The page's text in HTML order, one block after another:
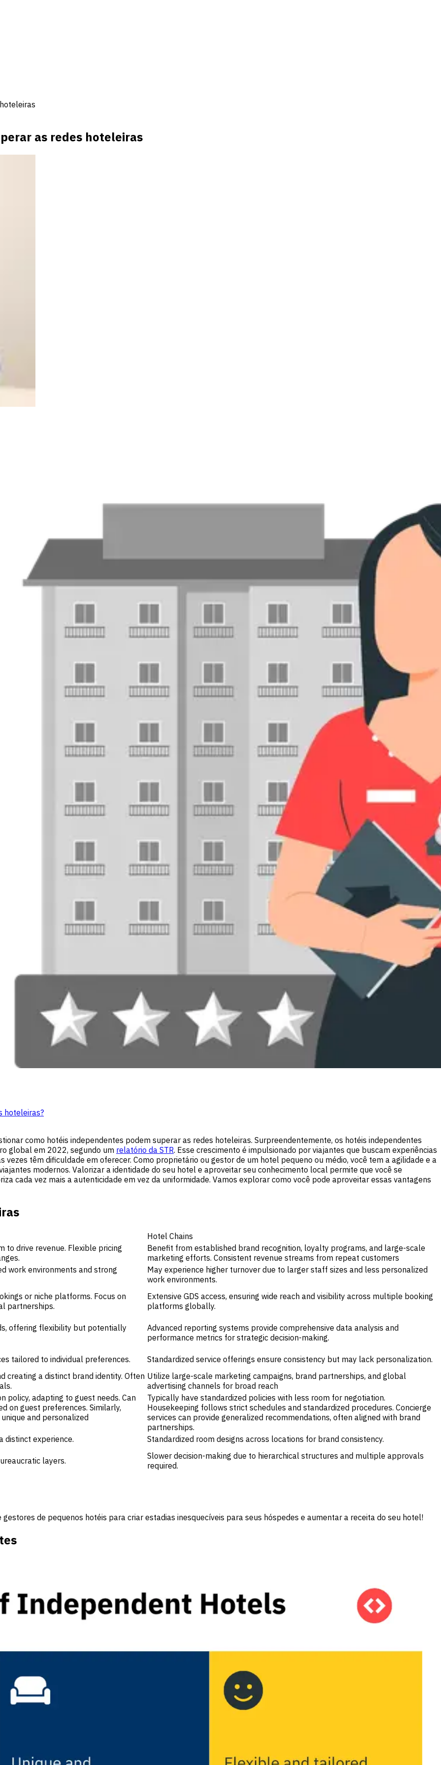
as redes hoteleiras
hoteleiras?
como hotéis independentes podem superar as redes hoteleiras. Surpreendentemente, os hotéis independentes
global em 2022, segundo um relatório da STR. Esse crescimento é impulsionado por viajantes que buscam experiências
vezes têm dificuldade em oferecer. Como proprietário ou gestor de um hotel pequeno ou médio, você tem a agilidade e a
modernos. Valorizar a identidade do seu hotel e aproveitar seu conhecimento local permite que você se
cada vez mais a autenticidade em vez da uniformidade. Vamos explorar como você pode aproveitar essas vantagens
Hotel Chains
to drive revenue. Flexible pricing
Benefit from established brand recognition, loyalty programs, and large-scale
marketing efforts. Consistent revenue streams from repeat customers
work environments and strong
May experience higher turnover due to larger staff sizes and less personalized
work environments.
or niche platforms. Focus on
partnerships.
Extensive GDS access, ensuring wide reach and visibility across multiple booking
platforms globally.
offering flexibility but potentially
Advanced reporting systems provide comprehensive data analysis and
performance metrics for strategic decision-making.
tailored to individual preferences.
Standardized service offerings ensure consistency but may lack personalization.
creating a distinct brand identity. Often Utilize large-scale marketing campaigns, brand partnerships, and global
advertising channels for broad reach
policy, adapting to guest needs. Can
on guest preferences. Similarly,
and personalized
Typically have standardized policies with less room for negotiation.
Housekeeping follows strict schedules and standardized procedures. Concierge
services can provide generalized recommendations, often aligned with brand
partnerships.
distinct experience.
Standardized room designs across locations for brand consistency.
layers.
Slower decision-making due to hierarchical structures and multiple approvals
required.
de pequenos hotéis para criar estadias inesquecíveis para seus hóspedes e aumentar a receita do seu hotel!